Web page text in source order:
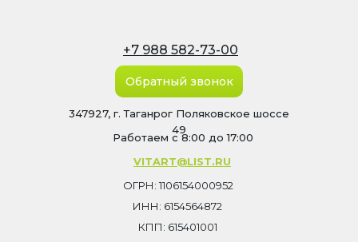
Работаем с 8:00 до 17:00
347927, г. Таганрог Поляковское шоссе
49
VITART@LIST.RU
+7 988 582-73-00
Обратный звонок
КПП: 615401001
ИНН: 6154564872
ОГРН: 1106154000952